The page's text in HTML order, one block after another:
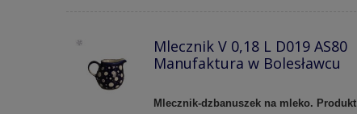
Mlecznik V 0,18 L D019 AS80
Manufaktura w Bolesławcu
Mlecznik-dzbanuszek na mleko. Produkt